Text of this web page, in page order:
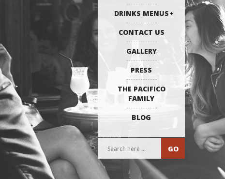
DRINKS MENUS
CONTACT US
GALLERY
PRESS
THE PACIFICO
FAMILY
BLOG